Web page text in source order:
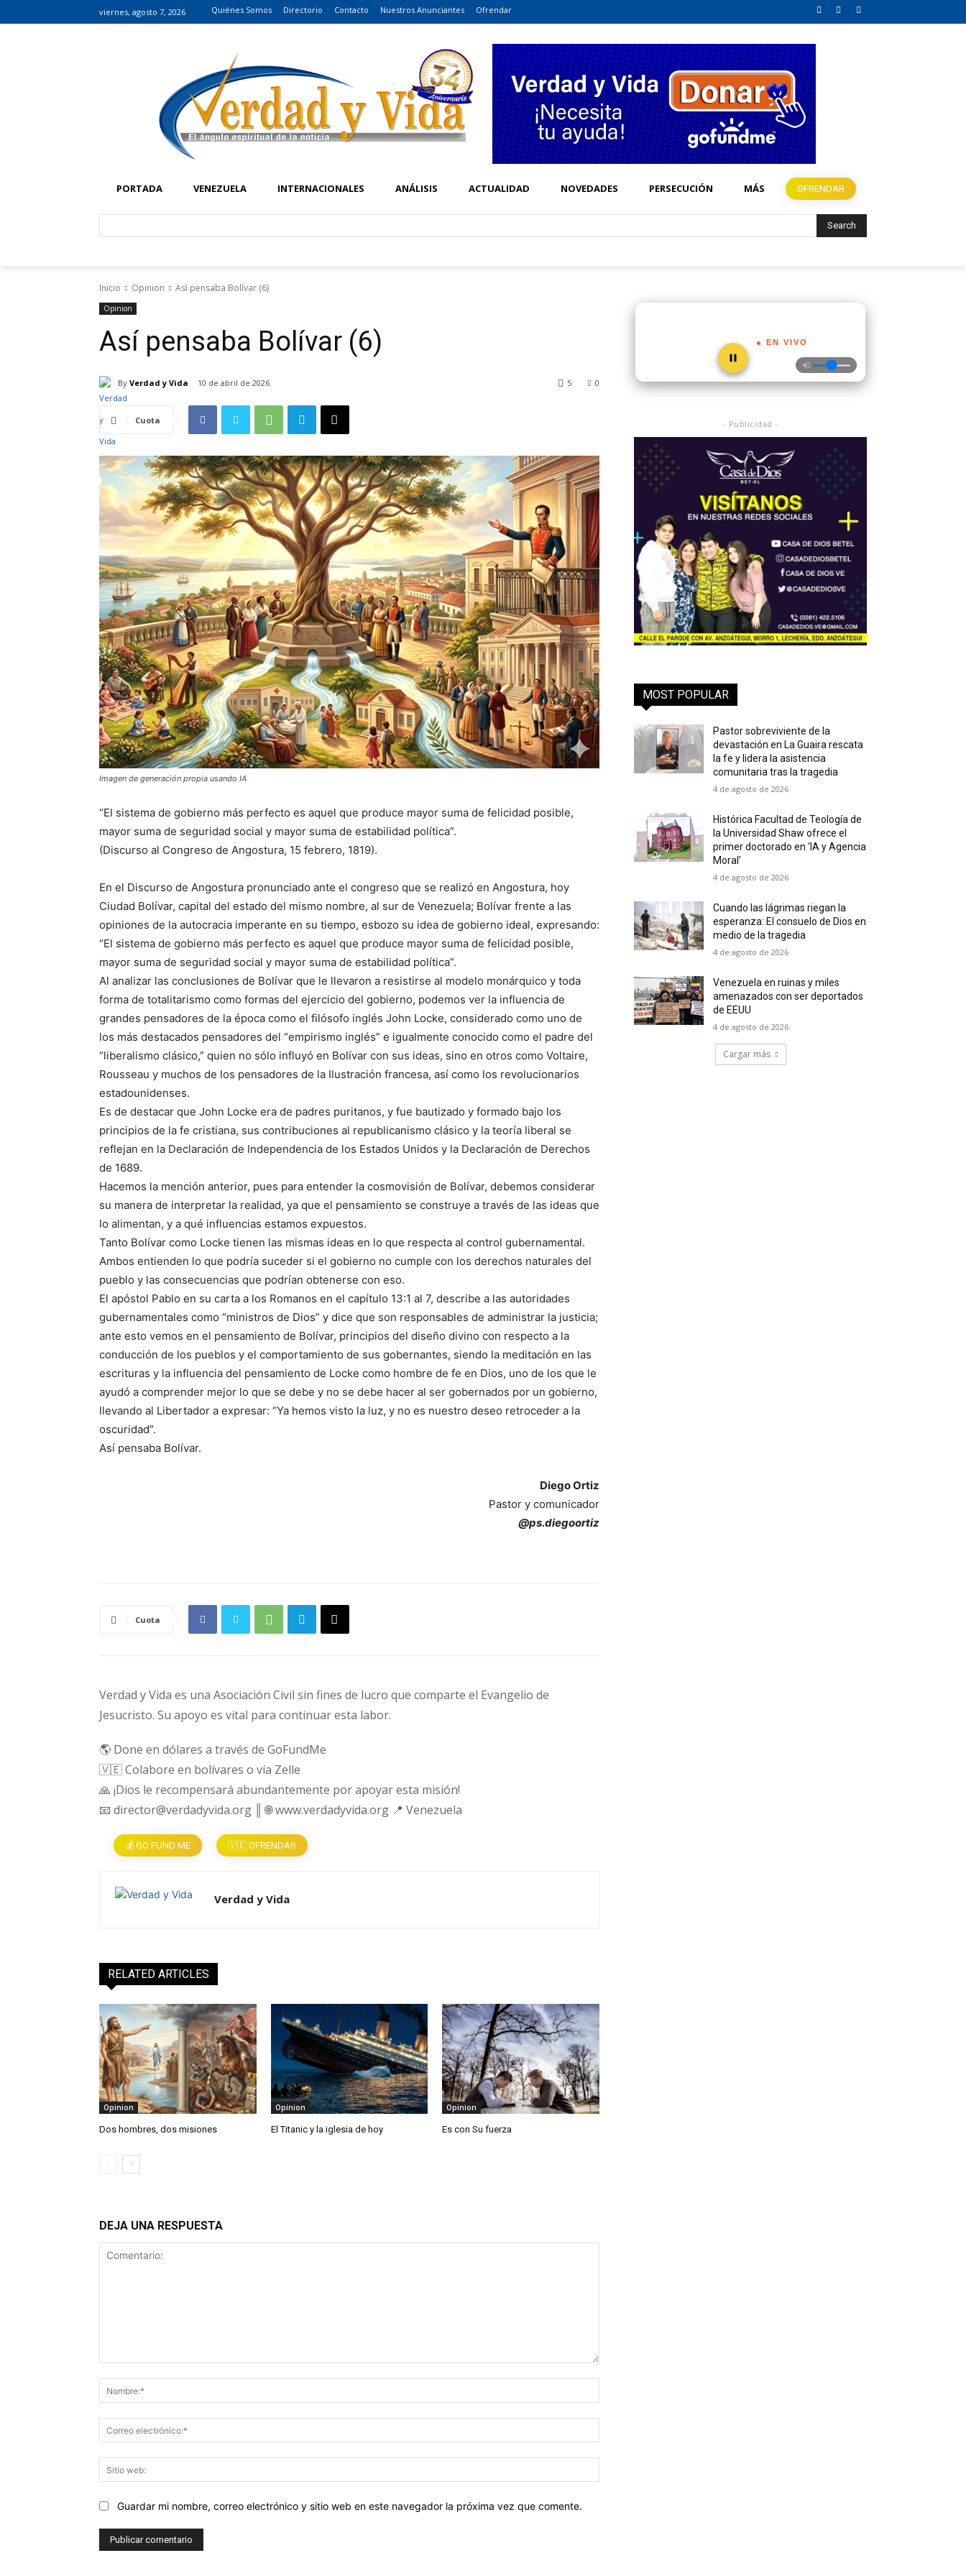
viernes, agosto 7, 2026 Quiénes Somos Directorio Contacto Nuestros Anunciantes Ofrendar
PORTADA VENEZUELA INTERNACIONALES ANÁLISIS ACTUALIDAD NOVEDADES PERSECUCIÓN MÁS OFRENDAR
Search
Inicio Opinion Así pensaba Bolívar (6)
Opinion
Así pensaba Bolívar (6)
By Verdad y Vida 10 de abril de 2026 0
5
Cuota
Imagen de generación propia usando IA
“El sistema de gobierno más perfecto es aquel que produce mayor suma de felicidad posible,
mayor suma de seguridad social y mayor suma de estabilidad política”.
(Discurso al Congreso de Angostura, 15 febrero, 1819).
En el Discurso de Angostura pronunciado ante el congreso que se realizó en Angostura, hoy
Ciudad Bolívar, capital del estado del mismo nombre, al sur de Venezuela; Bolívar frente a las
opiniones de la autocracia imperante en su tiempo, esbozo su idea de gobierno ideal, expresando:
“El sistema de gobierno más perfecto es aquel que produce mayor suma de felicidad posible,
mayor suma de seguridad social y mayor suma de estabilidad política”.
Al analizar las conclusiones de Bolívar que le llevaron a resistirse al modelo monárquico y toda
forma de totalitarismo como formas del ejercicio del gobierno, podemos ver la influencia de
grandes pensadores de la época como el filósofo inglés John Locke, considerado como uno de
los más destacados pensadores del “empirismo inglés” e igualmente conocido como el padre del
“liberalismo clásico,” quien no sólo influyó en Bolívar con sus ideas, sino en otros como Voltaire,
Rousseau y muchos de los pensadores de la Ilustración francesa, así como los revolucionarios
estadounidenses.
Es de destacar que John Locke era de padres puritanos, y fue bautizado y formado bajo los
principios de la fe cristiana, sus contribuciones al republicanismo clásico y la teoría liberal se
reflejan en la Declaración de Independencia de los Estados Unidos y la Declaración de Derechos
de 1689.
Hacemos la mención anterior, pues para entender la cosmovisión de Bolívar, debemos considerar
su manera de interpretar la realidad, ya que el pensamiento se construye a través de las ideas que
lo alimentan, y a qué influencias estamos expuestos.
Tanto Bolívar como Locke tienen las mismas ideas en lo que respecta al control gubernamental.
Ambos entienden lo que podría suceder si el gobierno no cumple con los derechos naturales del
pueblo y las consecuencias que podrían obtenerse con eso.
El apóstol Pablo en su carta a los Romanos en el capítulo 13:1 al 7, describe a las autoridades
gubernamentales como “ministros de Dios” y dice que son responsables de administrar la justicia;
ante esto vemos en el pensamiento de Bolívar, principios del diseño divino con respecto a la
conducción de los pueblos y el comportamiento de sus gobernantes, siendo la meditación en las
escrituras y la influencia del pensamiento de Locke como hombre de fe en Dios, uno de los que le
ayudó a comprender mejor lo que se debe y no se debe hacer al ser gobernados por un gobierno,
llevando al Libertador a expresar: “Ya hemos visto la luz, y no es nuestro deseo retroceder a la
oscuridad”.
Así pensaba Bolívar.
Diego Ortiz
Pastor y comunicador
@ps.diegoortiz
Cuota
Verdad y Vida es una Asociación Civil sin fines de lucro que comparte el Evangelio de
Jesucristo. Su apoyo es vital para continuar esta labor.
🌎 Done en dólares a través de GoFundMe
🇻🇪 Colabore en bolívares o vía Zelle
🙏 ¡Dios le recompensará abundantemente por apoyar esta misión!
📧 director@verdadyvida.org ║ 🌐 www.verdadyvida.org 📍 Venezuela
💰 GO FUND ME 🇻🇪 OFRENDAR
Verdad y Vida
RELATED ARTICLES
Opinion
Dos hombres, dos misiones
Opinion
El Titanic y la iglesia de hoy
Opinion
Es con Su fuerza
DEJA UNA RESPUESTA
electrónico:*
web:
Guardar mi nombre, correo electrónico y sitio web en este navegador la próxima vez que comente.
● EN VIVO
- Publicidad -
MOST POPULAR
Pastor sobreviviente de la
devastación en La Guaira rescata
la fe y lidera la asistencia
comunitaria tras la tragedia
4 de agosto de 2026
Histórica Facultad de Teología de
la Universidad Shaw ofrece el
primer doctorado en ‘IA y Agencia
Moral’
4 de agosto de 2026
Cuando las lágrimas riegan la
esperanza: El consuelo de Dios en
medio de la tragedia
4 de agosto de 2026
Venezuela en ruinas y miles
amenazados con ser deportados
de EEUU
4 de agosto de 2026
Cargar más